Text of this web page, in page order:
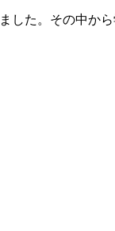
した。その中か